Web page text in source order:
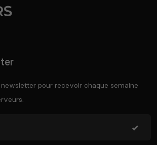
pour recevoir chaque semaine